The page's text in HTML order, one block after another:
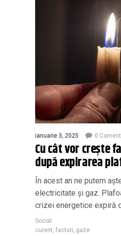
ianuarie 3, 2025 0
Cu cât vor crește
după expirarea
În acest an ne putem
electricitate și gaz.
crizei energetice expiră
Social
curent facturi gaze